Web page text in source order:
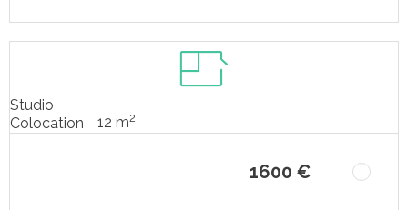
Studio
Colocation
12 m2
1600 €